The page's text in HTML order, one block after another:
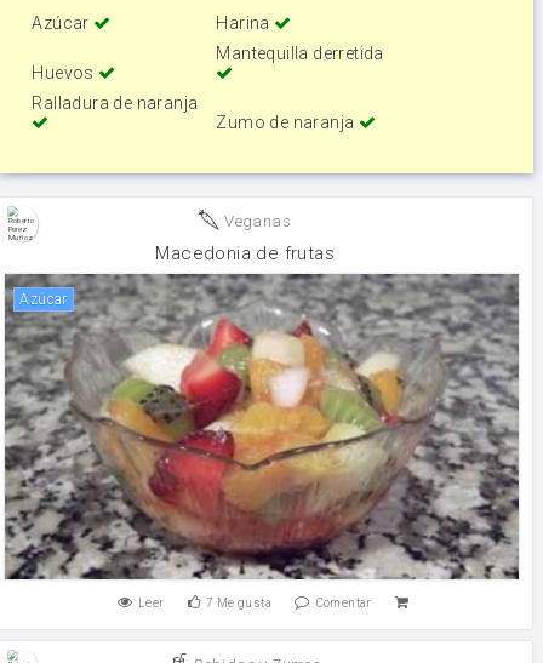
Azúcar Harina
Huevos
Mantequilla derretida
Ralladura de naranja
Zumo de naranja
Veganas
Macedonia de frutas
Azúcar
Leer 7 Me gusta Comentar